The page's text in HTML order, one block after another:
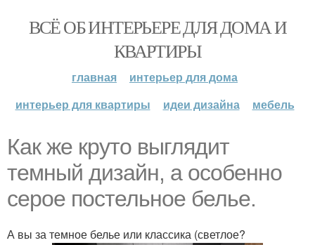
ВСЁ ОБ ИНТЕРЬЕРЕ ДЛЯ ДОМА И
КВАРТИРЫ
главная
интерьер для дома
интерьер для квартиры
идеи дизайна мебель
Как же круто выглядит
темный дизайн, а особенно
серое постельное белье.
А вы за темное белье или классика (светлое?